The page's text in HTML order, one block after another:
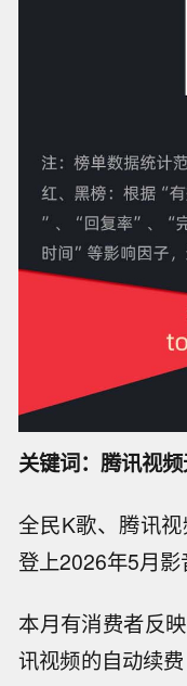
关键词：腾讯视
全民K歌、腾讯
登上2026年5月
本月有消费者反
讯视频的自动续